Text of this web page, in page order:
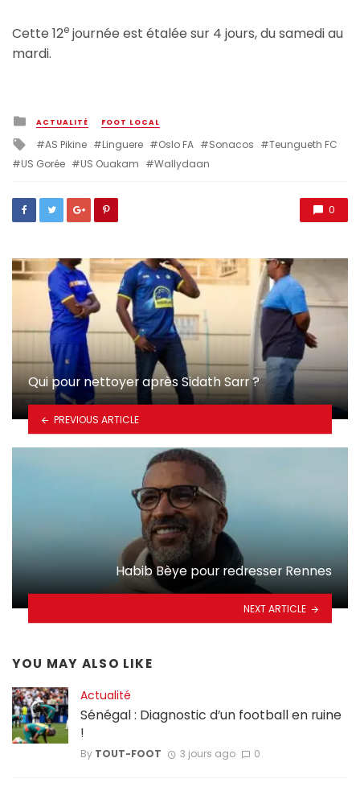
Cette 12e journée est étalée sur 4 jours, du samedi au
mardi.
Posted
in
ACTUALITÉ FOOT LOCAL
Tagged
with
AS Pikine Linguere Oslo FA Sonacos
Teungueth FC
US Gorée
US Ouakam Wallydaan
0
Qui pour nettoyer après Sidath Sarr ?
PREVIOUS ARTICLE
Habib Bèye pour redresser Rennes
NEXT ARTICLE
YOU MAY ALSO LIKE
Actualité
Sénégal : Diagnostic d’un football en ruine
!
By TOUT-FOOT 3 jours ago 0